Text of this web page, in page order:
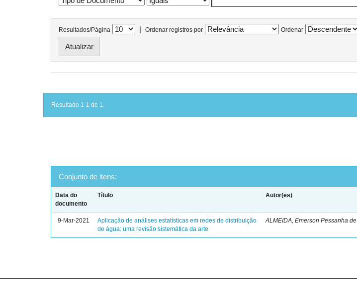
Resultados/Página | Ordenar registros por Ordenar
Resultado 1-1 de 1.
Conjunto de itens:
Data do
documento
Título Autor(es)
9-Mar-2021
Aplicação de análises estatísticas em redes de distribuição
de água: uma revisão sistemática da arte
ALMEIDA, Emerson Pessanha de